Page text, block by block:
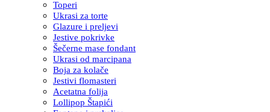
Toperi
Ukrasi za torte
Glazure i preljevi
Jestive pokrivke
Šečerne mase fondant
Ukrasi od marcipana
Boja za kolače
Jestivi flomasteri
Acetatna folija
Lollipop Štapići